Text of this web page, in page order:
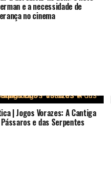
e a necessidade de
no cinema
| Jogos Vorazes: A Cantiga
e das Serpentes